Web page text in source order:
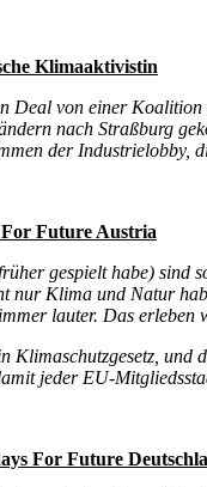
Klimaaktivistin
Deal von einer Koalition
nach Straßburg
der Industrielobby,
Future Austria
gespielt habe) sind
nur Klima und Natur
lauter. Das
Klimaschutzgesetz,
jeder EU-
For Future